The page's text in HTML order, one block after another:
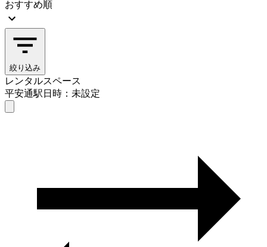
おすすめ順
絞り込み
レンタルスペース
平安通駅日時：未設定